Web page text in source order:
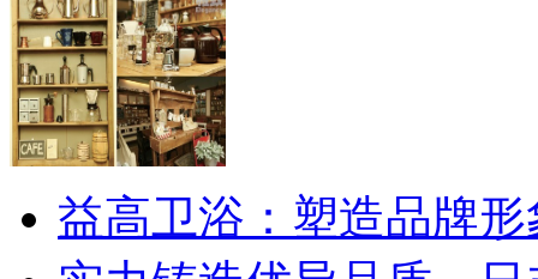
益高卫浴：塑造品牌形